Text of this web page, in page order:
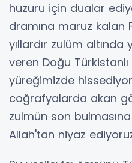
huzuru için dualar
dramına maruz kalan
yıllardır zulüm
veren Doğu Türkistanlı
yüreğimizde
coğrafyalarda akan
zulmün son
Allah'tan niyaz